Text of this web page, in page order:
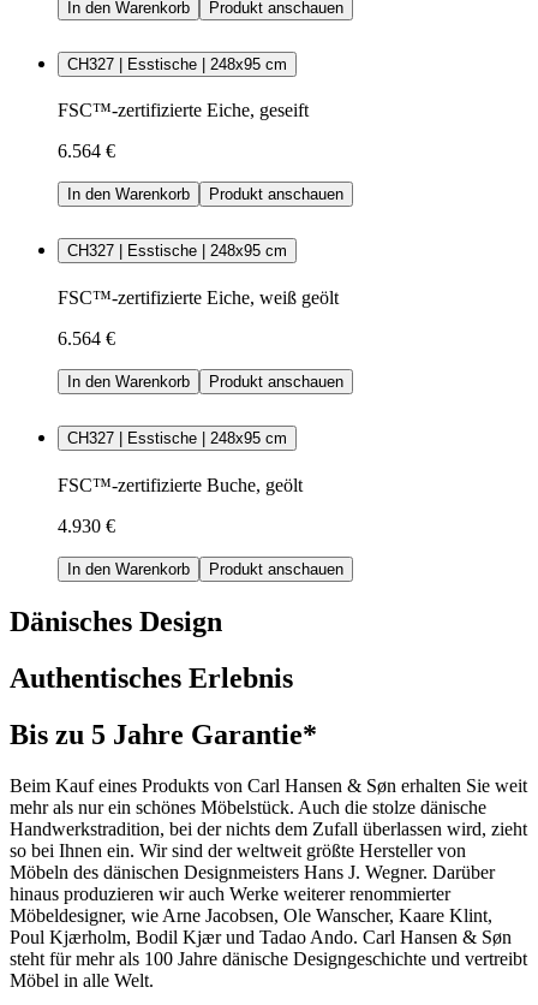
In den Warenkorb Produkt anschauen
CH327 | Esstische | 248x95 cm
FSC™-zertifizierte Eiche, geseift
6.564 €
In den Warenkorb Produkt anschauen
CH327 | Esstische | 248x95 cm
FSC™-zertifizierte Eiche, weiß geölt
6.564 €
In den Warenkorb Produkt anschauen
CH327 | Esstische | 248x95 cm
FSC™-zertifizierte Buche, geölt
4.930 €
In den Warenkorb Produkt anschauen
Dänisches Design
Authentisches Erlebnis
Bis zu 5 Jahre Garantie*
Beim Kauf eines Produkts von Carl Hansen & Søn erhalten Sie weit
mehr als nur ein schönes Möbelstück. Auch die stolze dänische
Handwerkstradition, bei der nichts dem Zufall überlassen wird, zieht
so bei Ihnen ein. Wir sind der weltweit größte Hersteller von
Möbeln des dänischen Designmeisters Hans J. Wegner. Darüber
hinaus produzieren wir auch Werke weiterer renommierter
Möbeldesigner, wie Arne Jacobsen, Ole Wanscher, Kaare Klint,
Poul Kjærholm, Bodil Kjær und Tadao Ando. Carl Hansen & Søn
steht für mehr als 100 Jahre dänische Designgeschichte und vertreibt
Möbel in alle Welt.